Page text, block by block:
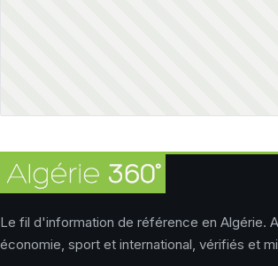
Le fil d'information de référence en Algérie.
économie, sport et international, vérifiés et